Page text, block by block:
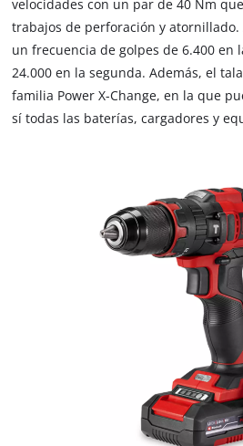
velocidades con un par de 40 Nm
trabajos de perforación y atornillado.
un frecuencia de golpes de 6.400 en
24.000 en la segunda. Además, el
familia Power X-Change, en la que
sí todas las baterías, cargadores y